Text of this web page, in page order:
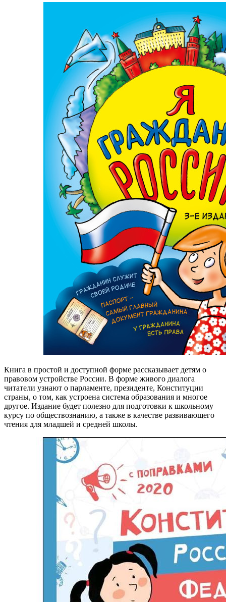
Книга в простой и доступной форме рассказывает детям о
правовом устройстве России. В форме живого диалога
читатели узнают о парламенте, президенте, Конституции
страны, о том, как устроена система образования и многое
другое. Издание будет полезно для подготовки к школьному
курсу по обществознанию, а также в качестве развивающего
чтения для младшей и средней школы.